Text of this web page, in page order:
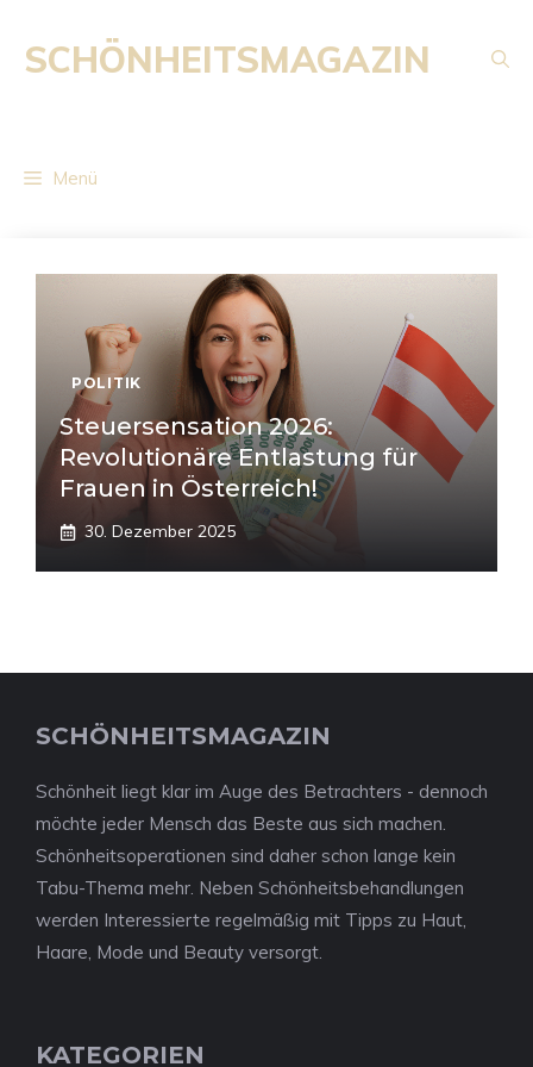
Inhalt
springen
SCHÖNHEITSMAGAZIN
Menü
POLITIK
Steuersensation 2026:
Revolutionäre Entlastung für
Frauen in Österreich!
30. Dezember 2025
SCHÖNHEITSMAGAZIN
Schönheit liegt klar im Auge des Betrachters - dennoch
möchte jeder Mensch das Beste aus sich machen.
Schönheitsoperationen sind daher schon lange kein
Tabu-Thema mehr. Neben Schönheitsbehandlungen
werden Interessierte regelmäßig mit Tipps zu Haut,
Haare, Mode und Beauty versorgt.
KATEGORIEN